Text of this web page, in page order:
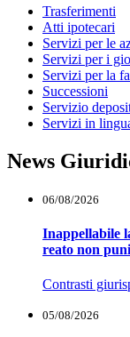
Trasferimenti
Atti ipotecari
Servizi per le
Servizi per i
Servizi per la
Successioni
Servizio
Servizi in
News
06/08/2026
Inappellabile
reato non
Contrasti
05/08/2026